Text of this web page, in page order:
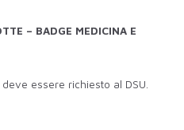
– BADGE MEDICINA E
essere richiesto al DSU.